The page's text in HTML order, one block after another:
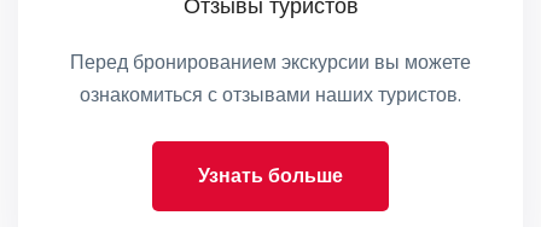
Перед бронированием экскурсии вы можете
ознакомиться с отзывами наших туристов.
Узнать больше